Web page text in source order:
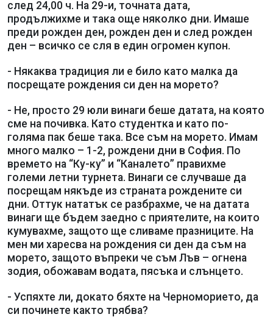
след 24,00 ч. На 29-и, точната дата,
продължихме и така още няколко дни. Имаше
преди рожден ден, рожден ден и след рожден
ден – всичко се сля в един огромен купон.
- Някаква традиция ли е било като малка да
посрещате рождения си ден на морето?
- Не, просто 29 юли винаги беше датата, на която
сме на почивка. Като студентка и като по-
голяма пак беше така. Все съм на морето. Имам
много малко – 1-2, рождени дни в София. По
времето на “Ку-ку” и “Каналето” правихме
големи летни турнета. Винаги се случваше да
посрещам някъде из страната рождените си
дни. Оттук нататък се разбрахме, че на датата
винаги ще бъдем заедно с приятелите, на които
кумувахме, защото ще сливаме празниците. На
мен ми харесва на рождения си ден да съм на
морето, защото въпреки че съм Лъв – огнена
зодия, обожавам водата, пясъка и слънцето.
- Успяхте ли, докато бяхте на Черноморието, да
си починете както трябва?